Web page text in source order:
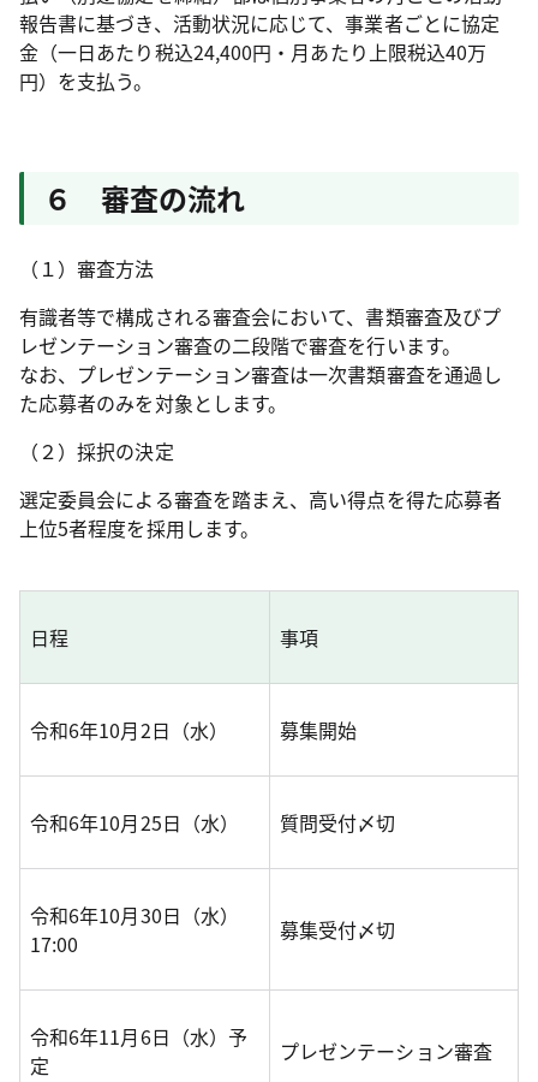
報告書に基づき、活動状況に応じて、事業者ごとに協定
金（一日あたり税込24,400円・月あたり上限税込40万
円）を支払う。
６ 審査の流れ
（１）審査方法
有識者等で構成される審査会において、書類審査及びプ
レゼンテーション審査の二段階で審査を行います。
なお、プレゼンテーション審査は一次書類審査を通過し
た応募者のみを対象とします。
（２）採択の決定
選定委員会による審査を踏まえ、高い得点を得た応募者
上位5者程度を採用します。
日程 事項
令和6年10月2日（水） 募集開始
令和6年10月25日（水） 質問受付〆切
令和6年10月30日（水）
17:00
募集受付〆切
令和6年11月6日（水）予
定
プレゼンテーション審査